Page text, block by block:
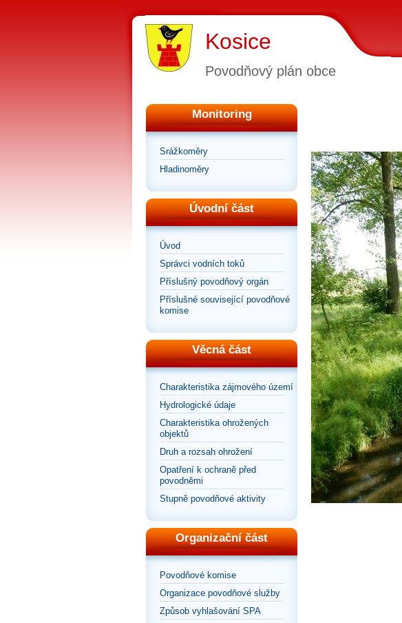
Kosice
Povodňový plán obce
Monitoring
Srážkoměry
Hladinoměry
Úvodní část
Úvod
Správci vodních toků
Příslušný povodňový orgán
Příslušné související povodňové
komise
Věcná část
Charakteristika zájmového území
Hydrologické údaje
Charakteristika ohrožených
objektů
Druh a rozsah ohrožení
Opatření k ochraně před
povodněmi
Stupně povodňové aktivity
Organizační část
Povodňové komise
Organizace povodňové služby
Způsob vyhlašování SPA